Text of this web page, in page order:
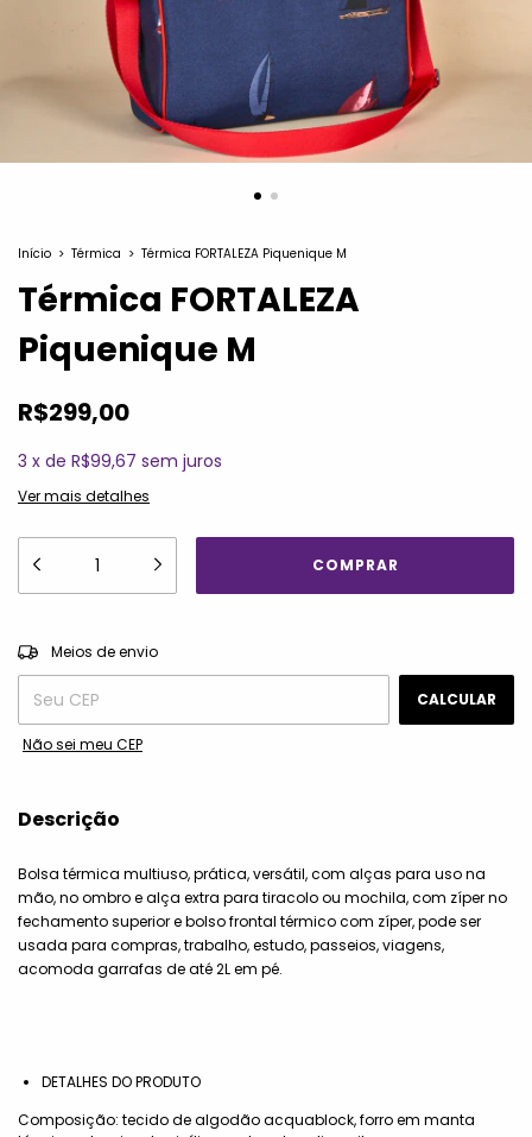
Início > Térmica > Térmica FORTALEZA Piquenique M
Térmica FORTALEZA
Piquenique M
R$299,00
3 x de R$99,67 sem juros
Ver mais detalhes
Entregas para o CEP:
Meios de envio
CALCULAR
Não sei meu CEP
Descrição
Bolsa térmica multiuso, prática, versátil, com alças para uso na
mão, no ombro e alça extra para tiracolo ou mochila, com zíper no
fechamento superior e bolso frontal térmico com zíper, pode ser
usada para compras, trabalho, estudo, passeios, viagens,
acomoda garrafas de até 2L em pé.
DETALHES DO PRODUTO
Composição: tecido de algodão acquablock, forro em manta